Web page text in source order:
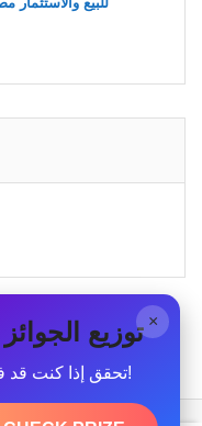
× 🎉 توزيع الجوائز
تحقق إذا كنت قد فزت!